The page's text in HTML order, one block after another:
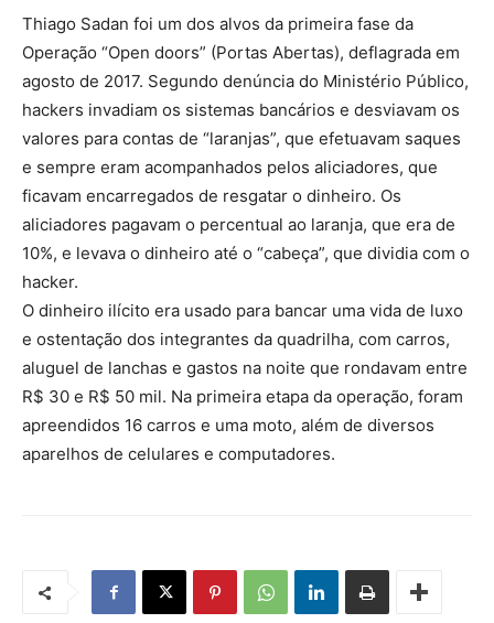
Thiago Sadan foi um dos alvos da primeira fase da
Operação “Open doors” (Portas Abertas), deflagrada em
agosto de 2017. Segundo denúncia do Ministério Público,
hackers invadiam os sistemas bancários e desviavam os
valores para contas de “laranjas”, que efetuavam saques
e sempre eram acompanhados pelos aliciadores, que
ficavam encarregados de resgatar o dinheiro. Os
aliciadores pagavam o percentual ao laranja, que era de
10%, e levava o dinheiro até o “cabeça”, que dividia com o
hacker.
O dinheiro ilícito era usado para bancar uma vida de luxo
e ostentação dos integrantes da quadrilha, com carros,
aluguel de lanchas e gastos na noite que rondavam entre
R$ 30 e R$ 50 mil. Na primeira etapa da operação, foram
apreendidos 16 carros e uma moto, além de diversos
aparelhos de celulares e computadores.